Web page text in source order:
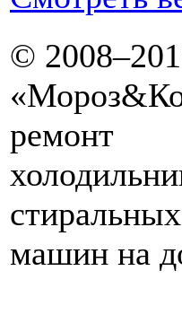
©
ремонт
стиральных
машин на